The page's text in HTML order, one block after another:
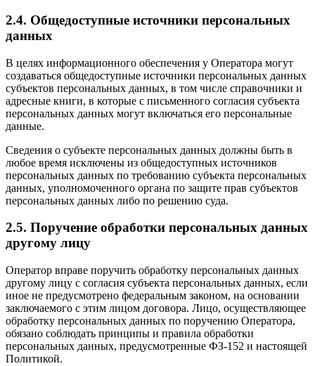
2.4. Общедоступные источники персональных
данных
В целях информационного обеспечения у Оператора могут
создаваться общедоступные источники персональных данных
субъектов персональных данных, в том числе справочники и
адресные книги, в которые с письменного согласия субъекта
персональных данных могут включаться его персональные
данные.
Сведения о субъекте персональных данных должны быть в
любое время исключены из общедоступных источников
персональных данных по требованию субъекта персональных
данных, уполномоченного органа по защите прав субъектов
персональных данных либо по решению суда.
2.5. Поручение обработки персональных данных
другому лицу
Оператор вправе поручить обработку персональных данных
другому лицу с согласия субъекта персональных данных, если
иное не предусмотрено федеральным законом, на основании
заключаемого с этим лицом договора. Лицо, осуществляющее
обработку персональных данных по поручению Оператора,
обязано соблюдать принципы и правила обработки
персональных данных, предусмотренные ФЗ-152 и настоящей
Политикой.